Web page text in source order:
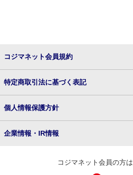
コジマネット会員規約
特定商取引法に基づく表記
個人情報保護方針
企業情報・IR情報
コジマネット会員の方は